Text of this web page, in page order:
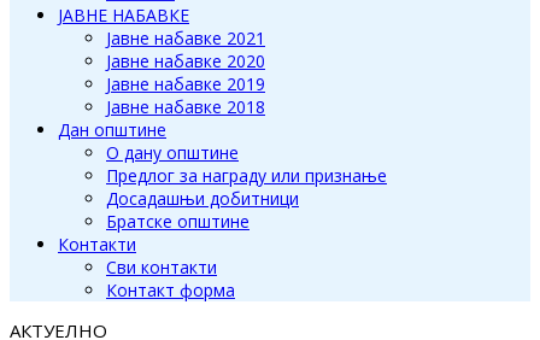
ЈАВНЕ НАБАВКЕ
Јавне набавке 2021
Јавне набавке 2020
Јавне набавке 2019
Јавне набавке 2018
Дан општине
О дану општине
Предлог за награду или признање
Досадашњи добитници
Братске општине
Контакти
Сви контакти
Контакт форма
АКТУЕЛНО